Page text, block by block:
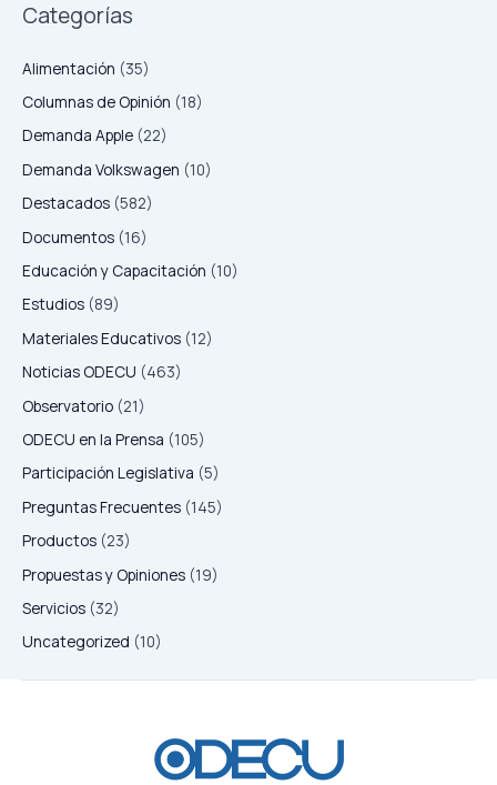
Categorías
Alimentación (35)
Columnas de Opinión (18)
Demanda Apple (22)
Demanda Volkswagen (10)
Destacados (582)
Documentos (16)
Educación y Capacitación (10)
Estudios (89)
Materiales Educativos (12)
Noticias ODECU (463)
Observatorio (21)
ODECU en la Prensa (105)
Participación Legislativa (5)
Preguntas Frecuentes (145)
Productos (23)
Propuestas y Opiniones (19)
Servicios (32)
Uncategorized (10)